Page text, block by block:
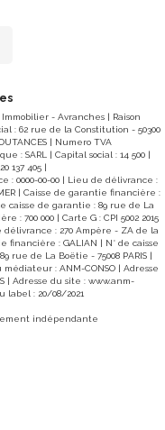
de 4 760 m², cette
un environnement
axes reliant Villedieu-
Mont-Saint-Michel,
opportunité pour une
énergie : D (237) -
un usage standard : entre
estimation : 2021-2022-
du vendeur. REF SR Les
auxquels ce bien
sur le site
Simon
Regnault Delamarche
- Avranches | Raison
: 62 rue de la Constitution - 50300
| Numero TVA
: SARL | Capital social : 14 500 |
137 405 |
: 0000-00-00 | Lieu de délivrance :
| Caisse de garantie financière :
caisse de garantie : 89 rue de La
: 700 000 | Carte G : CPI 5002 2015
délivrance : 270 Ampère - ZA de la
financière : GALIAN | N° de caisse
rue de La Boëtie - 75008 PARIS |
: ANM-CONSO | Adresse
| Adresse du site : www.anm-
label : 20/08/2021
indépendante